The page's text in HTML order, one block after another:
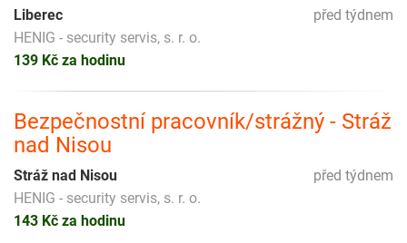
před týdnem
Liberec
HENIG - security servis, s. r. o.
139 Kč za hodinu
Bezpečnostní pracovník/strážný - Stráž
nad Nisou
před týdnem
Stráž nad Nisou
HENIG - security servis, s. r. o.
143 Kč za hodinu